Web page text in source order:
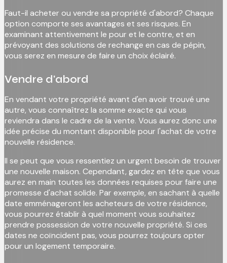
Faut-il acheter ou vendre sa propriété d'abord? Chaque
option comporte ses avantages et ses risques. En
examinant attentivement le pour et le contre, et en
prévoyant des solutions de rechange en cas de pépin,
vous serez en mesure de faire un choix éclairé.
Vendre d'abord
En vendant votre propriété avant d'en avoir trouvé une
autre, vous connaîtrez la somme exacte qui vous
reviendra dans le cadre de la vente. Vous aurez donc une
idée précise du montant disponible pour l'achat de votre
nouvelle résidence.
Il se peut que vous ressentiez un urgent besoin de trouver
une nouvelle maison. Cependant, gardez en tête que vous
aurez en main toutes les données requises pour faire une
promesse d'achat solide. Par exemple, en sachant à quelle
date emménageront les acheteurs de votre résidence,
vous pourrez établir à quel moment vous souhaitez
prendre possession de votre nouvelle propriété. Si ces
dates ne coïncident pas, vous pourrez toujours opter
pour un logement temporaire.